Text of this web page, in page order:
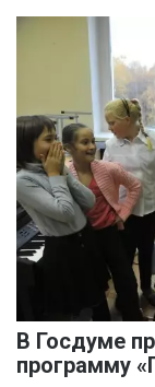
В Госдуме
программу